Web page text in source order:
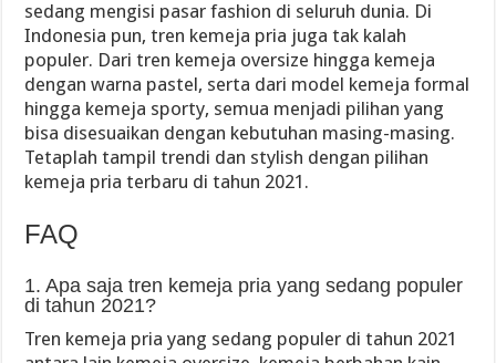
sedang mengisi pasar fashion di seluruh dunia. Di
Indonesia pun, tren kemeja pria juga tak kalah
populer. Dari tren kemeja oversize hingga kemeja
dengan warna pastel, serta dari model kemeja formal
hingga kemeja sporty, semua menjadi pilihan yang
bisa disesuaikan dengan kebutuhan masing-masing.
Tetaplah tampil trendi dan stylish dengan pilihan
kemeja pria terbaru di tahun 2021.
FAQ
1. Apa saja tren kemeja pria yang sedang populer
di tahun 2021?
Tren kemeja pria yang sedang populer di tahun 2021